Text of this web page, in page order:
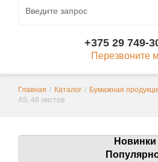
+375 29 749-
Перезвоните
Главная / Каталог / Бумажная
А5, 48 листов
Новинки